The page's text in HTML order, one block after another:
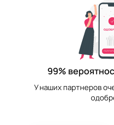
99%
У наших партнеров